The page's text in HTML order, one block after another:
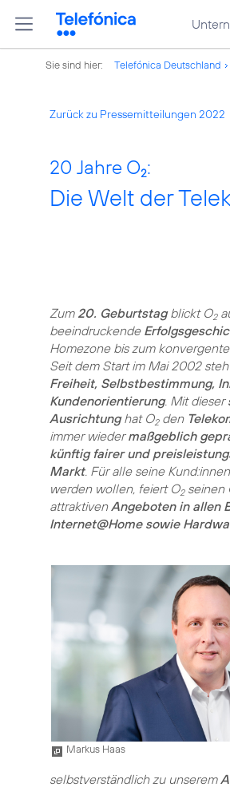
Sie sind hier: Telefónica Deutschland
Zurück zu Pressemitteilungen 2022
20 Jahre O2:
Die Welt der
Zum 20. Geburtstagblickt O2
beeindruckende
Homezone bis zum
Seit dem Start im Mai 2002
Freiheit, Selbstbestimmung,
Kundenorientierung. Mit dieser
Ausrichtunghat O2den
immer wiedermaßgeblich
künftig fairer und
Markt. Für alle seine
werden wollen, feiert O2seinen
attraktivenAngeboten in allen
Internet@Home sowie
Markus Haas
selbstverständlich zu unserem